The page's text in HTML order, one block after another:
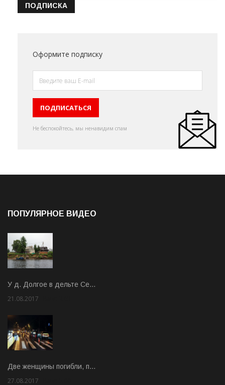
ПОДПИСКА
Оформите подписку
Не беспокойтесь, мы ненавидим спам
ПОПУЛЯРНОЕ ВИДЕО
У д. Долгое в дельте Се…
21.08.2017
Две женщины погибли, п…
27.08.2017